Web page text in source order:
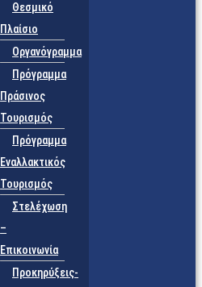
Θεσμικό
Πλαίσιο
Οργανόγραμμα
Πρόγραμμα
Πράσινος
Τουρισμός
Πρόγραμμα
Εναλλακτικός
Τουρισμός
Στελέχωση
–
Επικοινωνία
Προκηρύξεις-